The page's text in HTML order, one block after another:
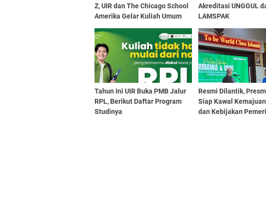
Z, UIR dan The Chicago School
Amerika Gelar Kuliah Umum
Akreditasi UNGGUL
LAMSPAK
Tahun Ini UIR Buka PMB Jalur
RPL, Berikut Daftar Program
Studinya
Resmi Dilantik,
Siap Kawal
dan Kebijakan